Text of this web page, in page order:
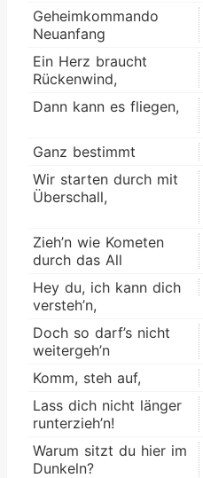
Geheimkommando
Neuanfang
Ein Herz braucht
Rückenwind,
Dann kann es fliegen,
Ganz bestimmt
Wir starten durch mit
Überschall,
Zieh’n wie Kometen
durch das All
Hey du, ich kann dich
versteh’n,
Doch so darf’s nicht
weitergeh’n
Komm, steh auf,
Lass dich nicht länger
runterzieh’n!
Warum sitzt du hier im
Dunkeln?